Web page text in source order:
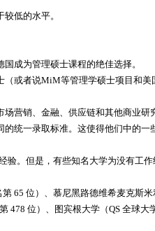
低的水平。
成为管理硕士课程的绝佳选择。
或者说MiM等管理学硕士项目和
营销、金融、供应链和其他商业研
统一录取标准。这使得他们中的一
验。但是，有些知名大学为没有工
65 位）、慕尼黑路德维希麦克斯
478 位）、图宾根大学（QS 全球大